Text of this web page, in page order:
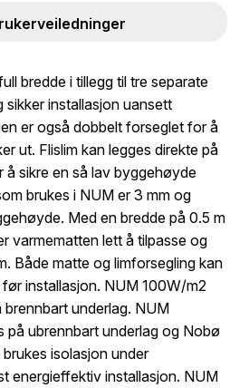
bredde i tillegg til tre separate
sikker installasjon uansett
er også dobbelt forseglet for å
ut. Flislim kan legges direkte på
å sikre en så lav byggehøyde
brukes i NUM er 3 mm og
Med en bredde på 0.5 m
varmematten lett å tilpasse og
Både matte og limforsegling kan
installasjon. NUM 100W/m2
brennbart underlag. NUM
på ubrennbart underlag og Nobø
isolasjon under
energieffektiv installasjon. NUM